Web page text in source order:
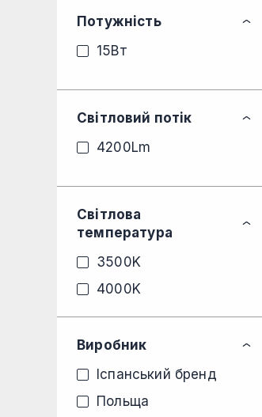
Потужність
15Вт
Світловий потік
4200Lm
Світлова
температура
3500K
4000K
Виробник
Іспанський бренд
Польща